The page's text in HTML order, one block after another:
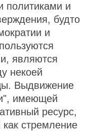
политиками и
будто
и
являются
некоей
Выдвижение
имеющей
ресурс,
стремление